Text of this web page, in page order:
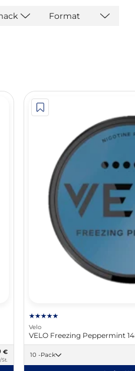
Format
€
St.
Velo
VELO Freezing Peppermint
10 -Pack